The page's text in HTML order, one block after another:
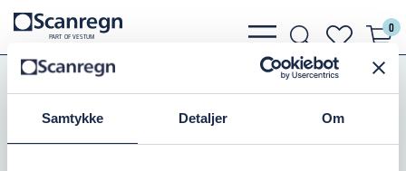
Samtykke Detaljer Om
PARTOF VESTUM
bars
light
search
light
heart 0
Slanger, Spændebånd
Slangebånd